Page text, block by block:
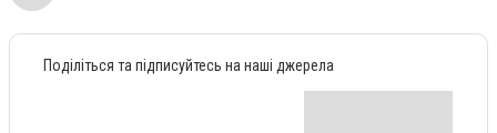
Поділіться та підписуйтесь на наші джерела